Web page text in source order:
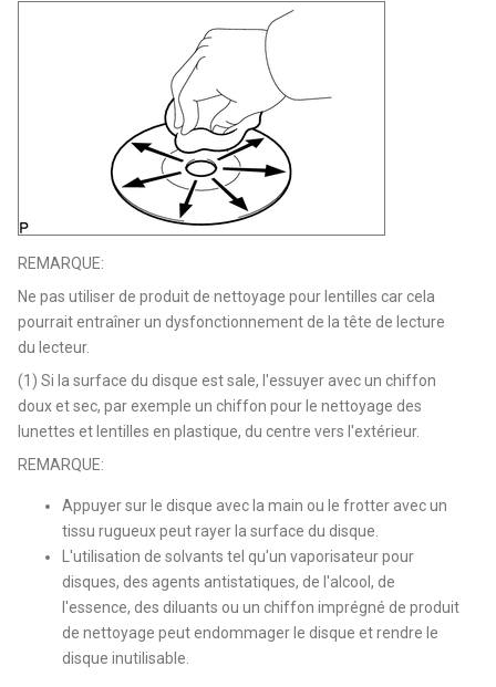
REMARQUE:
Ne pas utiliser de produit de nettoyage pour lentilles car cela
pourrait entraîner un dysfonctionnement de la tête de lecture
du lecteur.
(1) Si la surface du disque est sale, l'essuyer avec un chiffon
doux et sec, par exemple un chiffon pour le nettoyage des
lunettes et lentilles en plastique, du centre vers l'extérieur.
REMARQUE:
Appuyer sur le disque avec la main ou le frotter avec un
tissu rugueux peut rayer la surface du disque.
L'utilisation de solvants tel qu'un vaporisateur pour
disques, des agents antistatiques, de l'alcool, de
l'essence, des diluants ou un chiffon imprégné de produit
de nettoyage peut endommager le disque et rendre le
disque inutilisable.